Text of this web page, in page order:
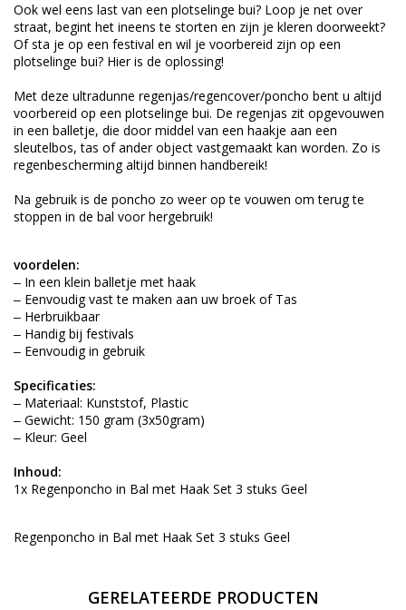
Ook wel eens last van een plotselinge bui? Loop je net over
straat, begint het ineens te storten en zijn je kleren doorweekt?
Of sta je op een festival en wil je voorbereid zijn op een
plotselinge bui? Hier is de oplossing!
Met deze ultradunne regenjas/regencover/poncho bent u altijd
voorbereid op een plotselinge bui. De regenjas zit opgevouwen
in een balletje, die door middel van een haakje aan een
sleutelbos, tas of ander object vastgemaakt kan worden. Zo is
regenbescherming altijd binnen handbereik!
Na gebruik is de poncho zo weer op te vouwen om terug te
stoppen in de bal voor hergebruik!
voordelen:
‒ In een klein balletje met haak
‒ Eenvoudig vast te maken aan uw broek of Tas
‒ Herbruikbaar
‒ Handig bij festivals
‒ Eenvoudig in gebruik
Specificaties:
‒ Materiaal: Kunststof, Plastic
‒ Gewicht: 150 gram (3x50gram)
‒ Kleur: Geel
Inhoud:
1x Regenponcho in Bal met Haak Set 3 stuks Geel
Regenponcho in Bal met Haak Set 3 stuks Geel
GERELATEERDE PRODUCTEN